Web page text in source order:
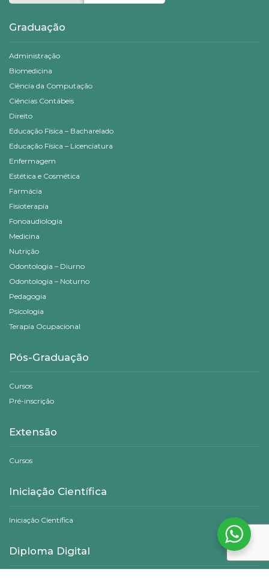
Graduação
Administração
Biomedicina
Ciência da Computação
Ciências Contábeis
Direito
Educação Física – Bacharelado
Educação Física – Licenciatura
Enfermagem
Estética e Cosmética
Farmácia
Fisioterapia
Fonoaudiologia
Medicina
Nutrição
Odontologia – Diurno
Odontologia – Noturno
Pedagogia
Psicologia
Terapia Ocupacional
Pós-Graduação
Cursos
Pré-inscrição
Extensão
Cursos
Iniciação Científica
Iniciação Científica
Diploma Digital